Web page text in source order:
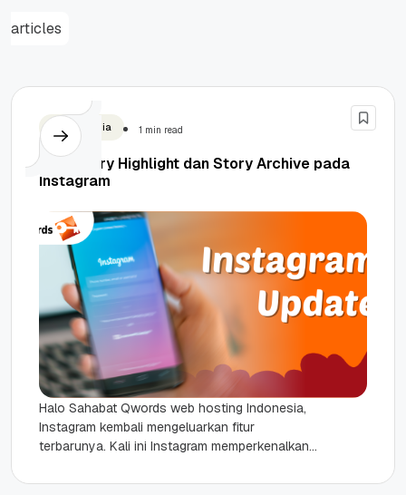
articles
Social Media 1 min read
Fitur Story Highlight dan Story Archive pada
Instagram
Halo Sahabat Qwords web hosting Indonesia,
Instagram kembali mengeluarkan fitur
terbarunya. Kali ini Instagram memperkenalkan
dilakukan Instagram guna...